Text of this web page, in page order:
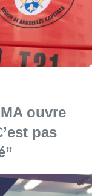
ouvre
pas